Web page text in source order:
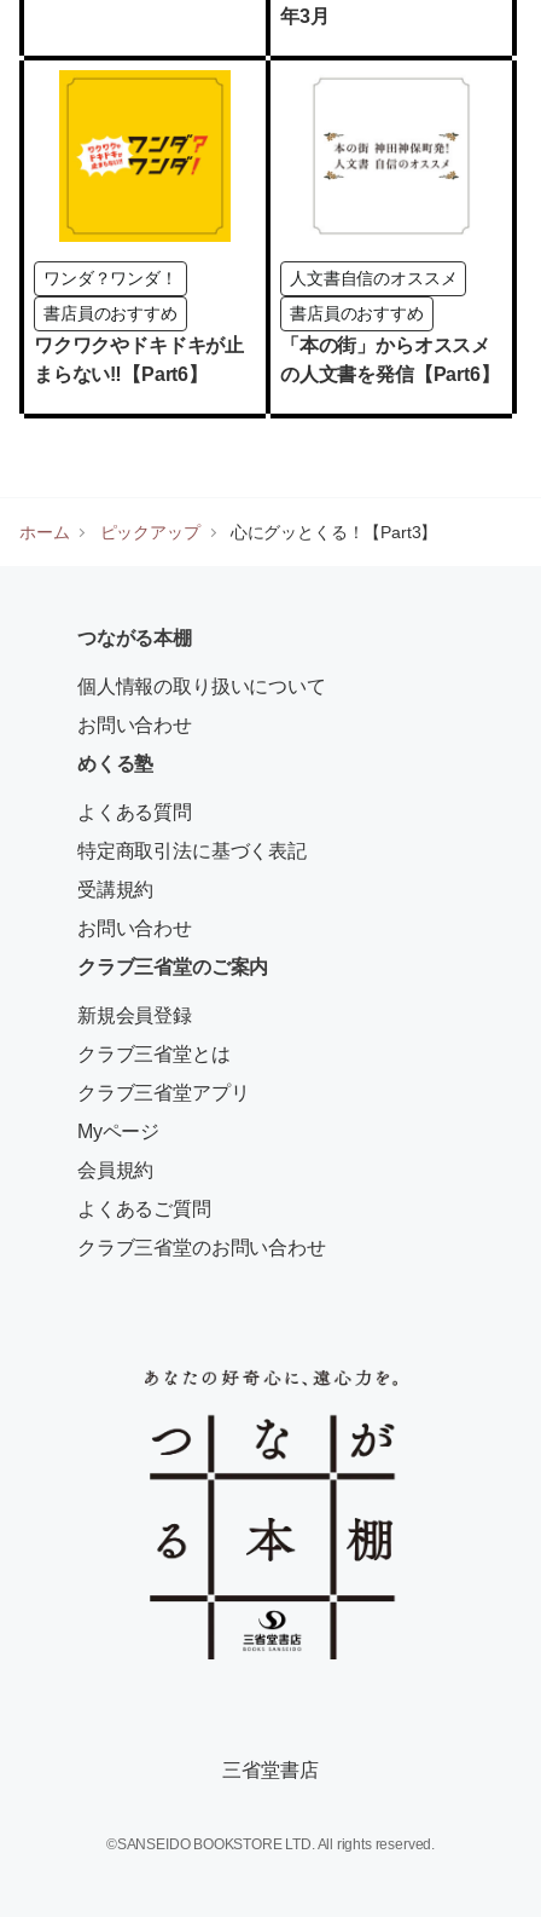
年3月
ワンダ？ワンダ！
書店員のおすすめ
ワクワクやドキドキが止
まらない‼【Part6】
人文書自信のオススメ
書店員のおすすめ
「本の街」からオススメ
の人文書を発信【Part6】
ホーム ピックアップ 心にグッとくる！【Part3】
つながる本棚
個人情報の取り扱いについて
お問い合わせ
めくる塾
よくある質問
特定商取引法に基づく表記
受講規約
お問い合わせ
クラブ三省堂のご案内
新規会員登録
クラブ三省堂とは
クラブ三省堂アプリ
Myページ
会員規約
よくあるご質問
クラブ三省堂のお問い合わせ
三省堂書店
©SANSEIDO BOOKSTORE LTD. All rights reserved.